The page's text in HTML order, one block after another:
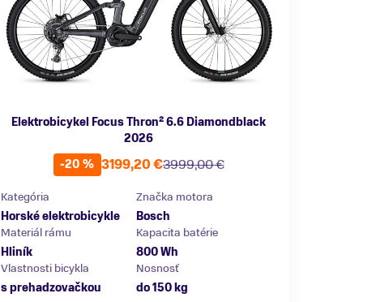
Elektrobicykel Focus Thron² 6.6 Diamondblack
2026
-20 %
3999,00 €
3199,20 €
Kategória
Horské elektrobicykle
Značka motora
Bosch
Materiál rámu
Hliník
Kapacita batérie
800 Wh
Vlastnosti bicykla
s prehadzovačkou
Nosnosť
do 150 kg